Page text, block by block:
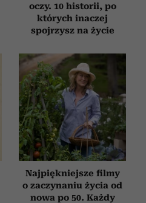
oczy. 10 historii, po
których inaczej
spojrzysz na życie
Najpiękniejsze filmy
o zaczynaniu życia od
nowa po 50. Każdy